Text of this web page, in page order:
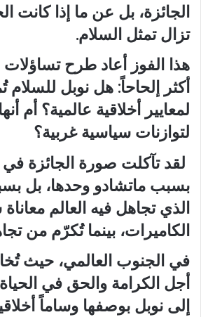
الجائزة، بل عن ما إذا كانت
تزال تمثل السلام.
هذا الفوز أعاد طرح
أكثر إلحاحاً: هل نوبل للسلام
لمعايير أخلاقية عالمية؟ أم
لتوازنات سياسية غربية؟
لقد تآكلت صورة الجائزة في
بسبب ماتشادو وحدها، بل
الذي تجاهل فيه العالم
الكاميرات، بينما تُكرّم من
في الجنوب العالمي، حيث
أجل الكرامة والحق في
إلى نوبل بوصفها وساماً